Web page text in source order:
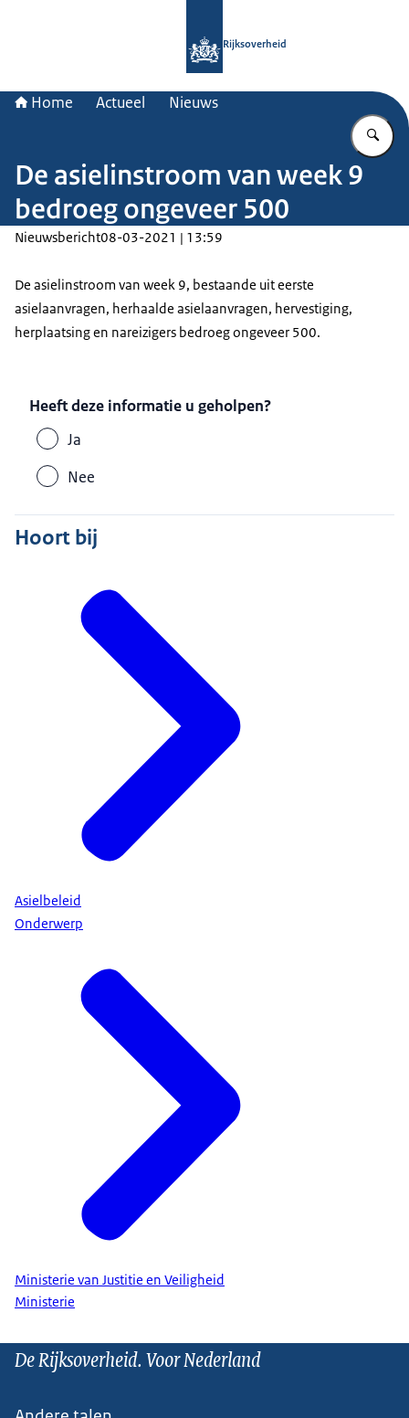
Rijksoverheid
Home Actueel Nieuws
De asielinstroom van week 9
bedroeg ongeveer 500
Nieuwsbericht08-03-2021 | 13:59
De asielinstroom van week 9, bestaande uit eerste
asielaanvragen, herhaalde asielaanvragen, hervestiging,
herplaatsing en nareizigers bedroeg ongeveer 500.
Heeft deze informatie u geholpen?
Ja
Nee
Hoort bij
Asielbeleid
Onderwerp
Ministerie van Justitie en Veiligheid
Ministerie
De Rijksoverheid. Voor Nederland